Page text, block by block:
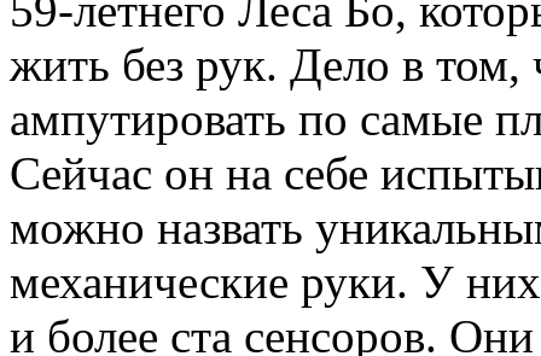
жить без рук. Дело в
ампутировать по самые
Сейчас он на себе
можно назвать
механические руки. У них
и более ста сенсоров.